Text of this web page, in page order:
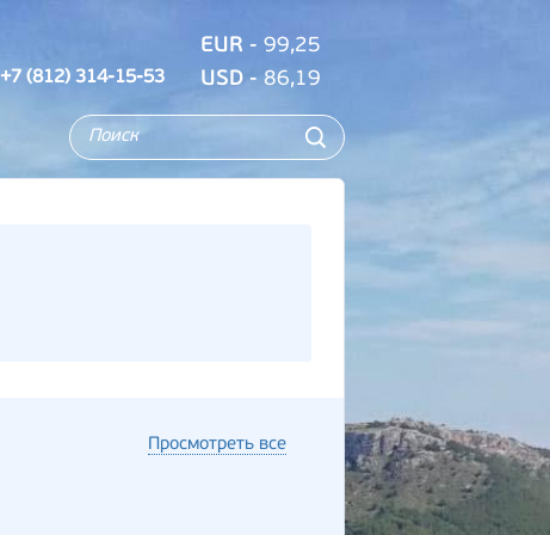
+7 (812) 314-15-53
EUR - 99,25
USD - 86,19
Просмотреть все